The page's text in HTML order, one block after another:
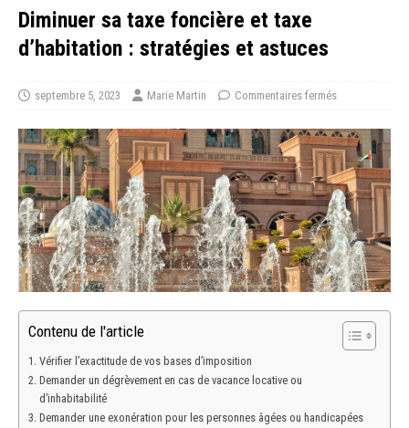
Diminuer sa taxe foncière et taxe
d’habitation : stratégies et astuces
septembre 5, 2023 Marie Martin Commentaires fermés
Contenu de l'article
Vérifier l’exactitude de vos bases d’imposition
Demander un dégrèvement en cas de vacance locative ou
d’inhabitabilité
Demander une exonération pour les personnes âgées ou handicapées